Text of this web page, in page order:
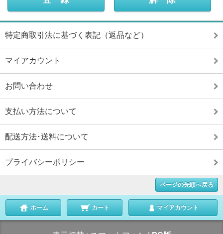
特定商取引法に基づく表記（返品など）
マイアカウント
お問い合わせ
支払い方法について
配送方法･送料について
プライバシーポリシー
ページの先頭へ戻る
ホーム カート マイアカウント